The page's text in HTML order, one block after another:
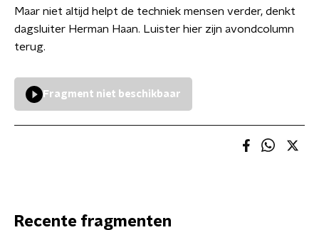
Maar niet altijd helpt de techniek mensen verder, denkt
dagsluiter Herman Haan. Luister hier zijn avondcolumn
terug.
Fragment niet beschikbaar
Recente fragmenten